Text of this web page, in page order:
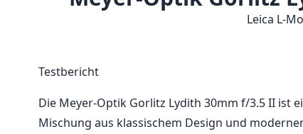
Leica L-
Testbericht
Die Meyer-Optik Gorlitz Lydith 30mm f/3.5 II ist
Mischung aus klassischem Design und